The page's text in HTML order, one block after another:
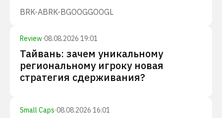
BRK-ABRK-BGOOGGOOGL
Review·08.08.2026 19:01
Тайвань: зачем уникальному
региональному игроку новая
стратегия сдерживания?
Small Caps·08.08.2026 16:01